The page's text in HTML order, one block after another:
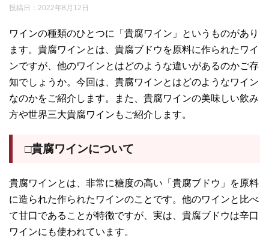
投稿日： 2022年8月12日
ワインの種類のひとつに「貴腐ワイン」というものがあり
ます。貴腐ワインとは、貴腐ブドウを原料に作られたワイ
ンですが、他のワインとはどのような違いがあるのかご存
知でしょうか。今回は、貴腐ワインとはどのようなワイン
なのかをご紹介します。また、貴腐ワインの美味しい飲み
方や世界三大貴腐ワインもご紹介します。
□貴腐ワインについて
貴腐ワインとは、非常に糖度の高い「貴腐ブドウ」を原料
に造られた作られたワインのことです。他のワインと比べ
て甘口であることが特徴ですが、実は、貴腐ブドウは辛口
ワインにも使われています。